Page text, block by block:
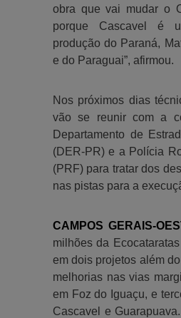
obra que vai mudar o
porque Cascavel é
produção do Paraná,
e do Paraguai”, afirmou.
Nos próximos dias
vão se reunir com a
Departamento de
(DER-PR) e a Polícia
(PRF) para tratar dos
nas pistas para a
CAMPOS GERAIS-
milhões da
em dois projetos além
melhorias nas vias
em Foz do Iguaçu, e
Cascavel e